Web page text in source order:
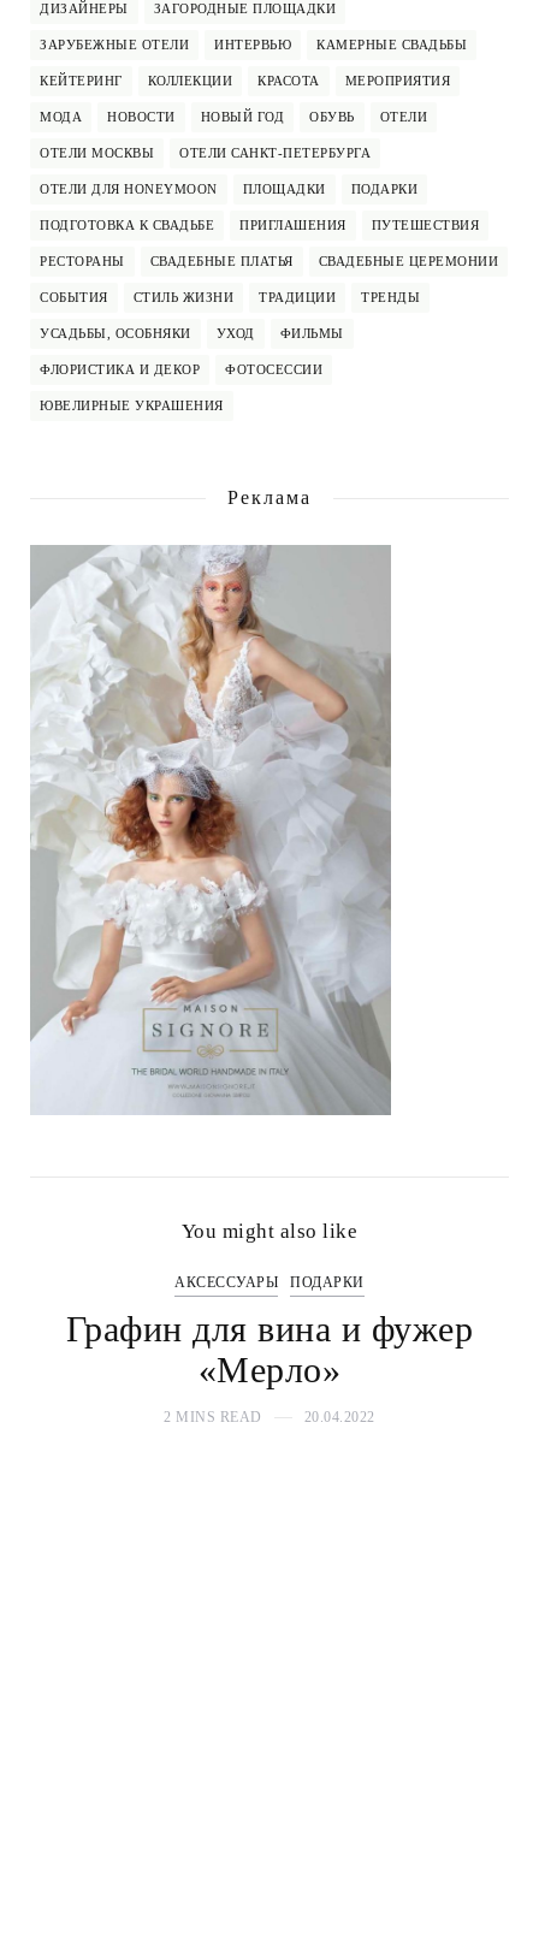
ДИЗАЙНЕРЫ ЗАГОРОДНЫЕ ПЛОЩАДКИ
ЗАРУБЕЖНЫЕ ОТЕЛИ ИНТЕРВЬЮ КАМЕРНЫЕ СВАДЬБЫ
КЕЙТЕРИНГ КОЛЛЕКЦИИ КРАСОТА МЕРОПРИЯТИЯ
МОДА НОВОСТИ НОВЫЙ ГОД ОБУВЬ ОТЕЛИ
ОТЕЛИ МОСКВЫ ОТЕЛИ САНКТ-ПЕТЕРБУРГА
ОТЕЛИ ДЛЯ HONEYMOON ПЛОЩАДКИ ПОДАРКИ
ПОДГОТОВКА К СВАДЬБЕ ПРИГЛАШЕНИЯ ПУТЕШЕСТВИЯ
РЕСТОРАНЫ СВАДЕБНЫЕ ПЛАТЬЯ СВАДЕБНЫЕ ЦЕРЕМОНИИ
СОБЫТИЯ СТИЛЬ ЖИЗНИ ТРАДИЦИИ ТРЕНДЫ
УСАДЬБЫ, ОСОБНЯКИ УХОД ФИЛЬМЫ
ФЛОРИСТИКА И ДЕКОР ФОТОСЕССИИ
ЮВЕЛИРНЫЕ УКРАШЕНИЯ
Реклама
You might also like
АКСЕССУАРЫ ПОДАРКИ
Графин для вина и фужер
«Мерло»
2 MINS READ 20.04.2022